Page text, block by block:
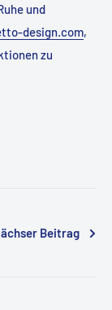
und
design.com,
zu
Beitrag